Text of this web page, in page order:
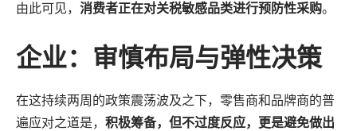
由此可见， 消费者正在对关税敏感品类进行预防性采购。
企业：审慎布局与弹性决策
在这持续两周的政策震荡波及之下，零售商和品牌商的普
遍应对之道是， 积极筹备，但不过度反应，更是避免做出